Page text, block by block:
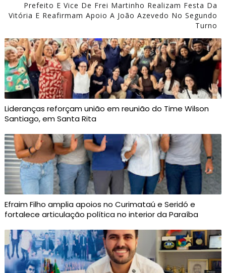
Prefeito E Vice De Frei Martinho Realizam Festa Da
Vitória E Reafirmam Apoio A João Azevedo No Segundo
Turno
Lideranças reforçam união em reunião do Time Wilson
Santiago, em Santa Rita
Efraim Filho amplia apoios no Curimataú e Seridó e
fortalece articulação política no interior da Paraíba